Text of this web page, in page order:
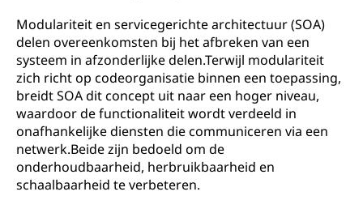
Modulariteit en servicegerichte architectuur (SOA)
delen overeenkomsten bij het afbreken van een
systeem in afzonderlijke delen.Terwijl modulariteit
zich richt op codeorganisatie binnen een toepassing,
breidt SOA dit concept uit naar een hoger niveau,
waardoor de functionaliteit wordt verdeeld in
onafhankelijke diensten die communiceren via een
netwerk.Beide zijn bedoeld om de
onderhoudbaarheid, herbruikbaarheid en
schaalbaarheid te verbeteren.